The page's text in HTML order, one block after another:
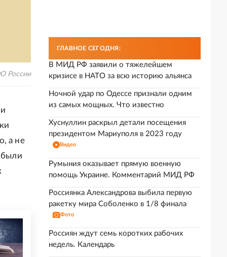
России
а не
были
ГЛАВНОЕ СЕГОДНЯ:
В МИД РФ заявили о тяжелейшем
кризисе в НАТО за всю историю альянса
Ночной удар по Одессе признали одним
из самых мощных. Что известно
Хуснуллин раскрыл детали посещения
президентом Мариуполя в 2023 году
Видео
Румыния оказывает прямую военную
помощь Украине. Комментарий МИД РФ
Россиянка Александрова выбила первую
ракетку мира Соболенко в 1/8 финала
Фото
Россиян ждут семь коротких рабочих
недель. Календарь